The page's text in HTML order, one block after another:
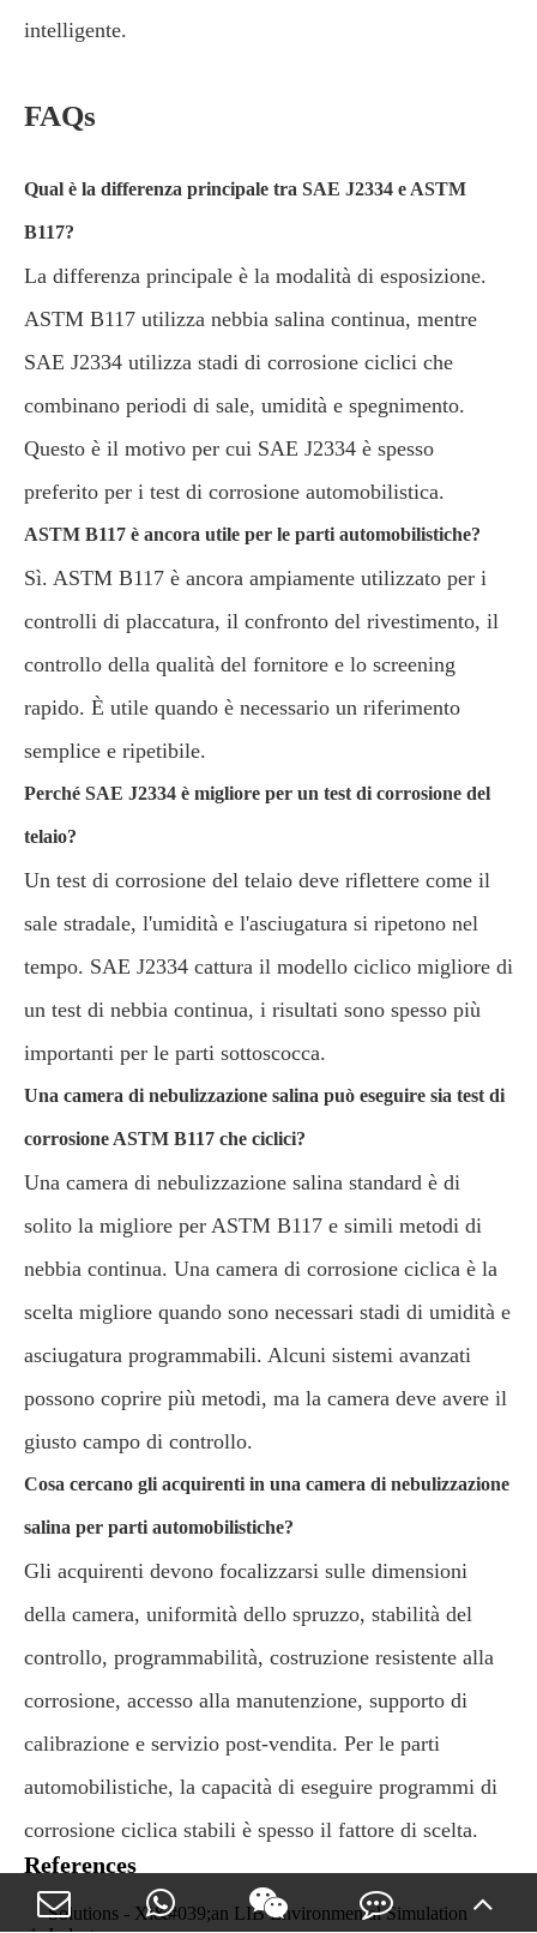
intelligente.
FAQs
Qual è la differenza principale tra SAE J2334 e ASTM
B117?
La differenza principale è la modalità di esposizione.
ASTM B117 utilizza nebbia salina continua, mentre
SAE J2334 utilizza stadi di corrosione ciclici che
combinano periodi di sale, umidità e spegnimento.
Questo è il motivo per cui SAE J2334 è spesso
preferito per i test di corrosione automobilistica.
ASTM B117 è ancora utile per le parti automobilistiche?
Sì. ASTM B117 è ancora ampiamente utilizzato per i
controlli di placcatura, il confronto del rivestimento, il
controllo della qualità del fornitore e lo screening
rapido. È utile quando è necessario un riferimento
semplice e ripetibile.
Perché SAE J2334 è migliore per un test di corrosione del
telaio?
Un test di corrosione del telaio deve riflettere come il
sale stradale, l'umidità e l'asciugatura si ripetono nel
tempo. SAE J2334 cattura il modello ciclico migliore di
un test di nebbia continua, i risultati sono spesso più
importanti per le parti sottoscocca.
Una camera di nebulizzazione salina può eseguire sia test di
corrosione ASTM B117 che ciclici?
Una camera di nebulizzazione salina standard è di
solito la migliore per ASTM B117 e simili metodi di
nebbia continua. Una camera di corrosione ciclica è la
scelta migliore quando sono necessari stadi di umidità e
asciugatura programmabili. Alcuni sistemi avanzati
possono coprire più metodi, ma la camera deve avere il
giusto campo di controllo.
Cosa cercano gli acquirenti in una camera di nebulizzazione
salina per parti automobilistiche?
Gli acquirenti devono focalizzarsi sulle dimensioni
della camera, uniformità dello spruzzo, stabilità del
controllo, programmabilità, costruzione resistente alla
corrosione, accesso alla manutenzione, supporto di
calibrazione e servizio post-vendita. Per le parti
automobilistiche, la capacità di eseguire programmi di
corrosione ciclica stabili è spesso il fattore di scelta.
References
Solutions - Xi&#039;an LIB Environmental Simulation